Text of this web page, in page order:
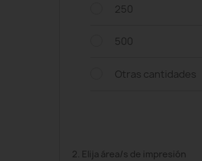
250
500
Otras cantidades
2. Elija área/s de impresión